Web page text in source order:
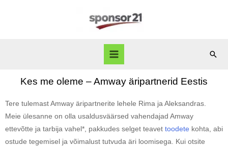
Kes me oleme – Amway äripartnerid Eestis
Tere tulemast Amway äripartnerite lehele Rima ja Aleksandras.
Meie ülesanne on olla usaldusväärsed vahendajad Amway
ettevõtte ja tarbija vahel*, pakkudes selget teavet toodete kohta, abi
ostude tegemisel ja võimalust tutvuda äri loomisega. Kui otsite